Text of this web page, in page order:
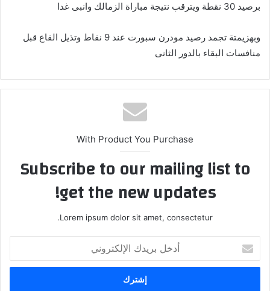
برصيد 30 نقطة ويترقب نتيجة مباراة الزمالك وانبى غدا
وبهزيمتة تجمد رصيد مودرن سبورت عند 9 نقاط وتذيل القاع قبل
منافسات البقاء بالدور الثانى
With Product You Purchase
Subscribe to our mailing list to
get the new updates!
Lorem ipsum dolor sit amet, consectetur.
بريدك
الإلكتروني